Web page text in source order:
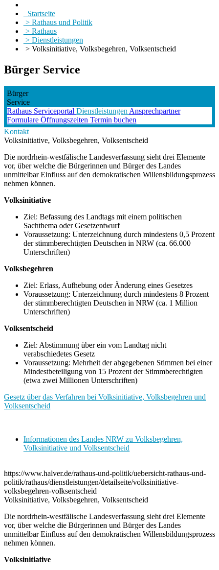
Startseite
> Rathaus und Politik
> Rathaus
> Dienstleistungen
> Volksinitiative, Volksbegehren, Volksentscheid
Bürger Service
Bürger
Service
Rathaus Serviceportal Dienstleistungen Ansprechpartner
Formulare Öffnungszeiten Termin buchen
Kontakt
Volksinitiative, Volksbegehren, Volksentscheid
Die nordrhein-westfälische Landesverfassung sieht drei Elemente
vor, über welche die Bürgerinnen und Bürger des Landes
unmittelbar Einfluss auf den demokratischen Willensbildungsprozess
nehmen können.
Volksinitiative
Ziel: Befassung des Landtags mit einem politischen
Sachthema oder Gesetzentwurf
Voraussetzung: Unterzeichnung durch mindestens 0,5 Prozent
der stimmberechtigten Deutschen in NRW (ca. 66.000
Unterschriften)
Volksbegehren
Ziel: Erlass, Aufhebung oder Änderung eines Gesetzes
Voraussetzung: Unterzeichnung durch mindestens 8 Prozent
der stimmberechtigten Deutschen in NRW (ca. 1 Million
Unterschriften)
Volksentscheid
Ziel: Abstimmung über ein vom Landtag nicht
verabschiedetes Gesetz
Voraussetzung: Mehrheit der abgegebenen Stimmen bei einer
Mindestbeteiligung von 15 Prozent der Stimmberechtigten
(etwa zwei Millionen Unterschriften)
Gesetz über das Verfahren bei Volksinitiative, Volksbegehren und
Volksentscheid
Informationen des Landes NRW zu Volksbegehren,
Volksinitiative und Volksentscheid
https://www.halver.de/rathaus-und-politik/uebersicht-rathaus-und-
politik/rathaus/dienstleistungen/detailseite/volksinitiative-
volksbegehren-volksentscheid
Volksinitiative, Volksbegehren, Volksentscheid
Die nordrhein-westfälische Landesverfassung sieht drei Elemente
vor, über welche die Bürgerinnen und Bürger des Landes
unmittelbar Einfluss auf den demokratischen Willensbildungsprozess
nehmen können.
Volksinitiative